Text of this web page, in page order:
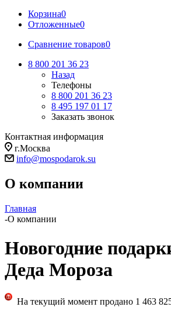
Корзина0
Отложенные0
Сравнение товаров0
8 800 201 36 23
Назад
Телефоны
8 800 201 36 23
8 495 197 01 17
Заказать звонок
Контактная информация
г.Москва
info@mospodarok.su
О компании
Главная
-О компании
Новогодние
Деда Мороза
На текущий момент продано 1 463